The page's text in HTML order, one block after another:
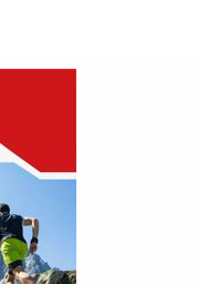
Musique : Théo
Photo : iStock.
Extrait «L’aile ou la
2.